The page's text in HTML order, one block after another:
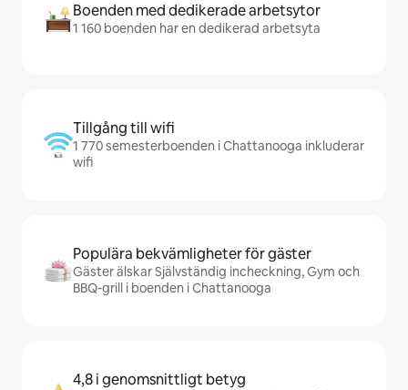
Boenden med dedikerade arbetsytor
1 160 boenden har en dedikerad arbetsyta
Tillgång till wifi
1 770 semesterboenden i Chattanooga inkluderar
wifi
Populära bekvämligheter för gäster
Gäster älskar Självständig incheckning, Gym och
BBQ-grill i boenden i Chattanooga
4,8 i genomsnittligt betyg